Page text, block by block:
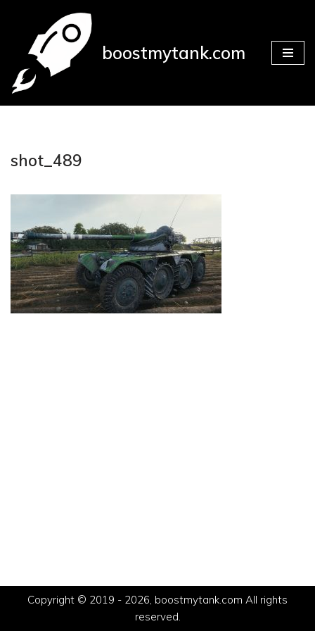
Přeskočit
obsah
boostmytank.com
shot_489
Copyright © 2019 - 2026, boostmytank.com All rights
reserved.